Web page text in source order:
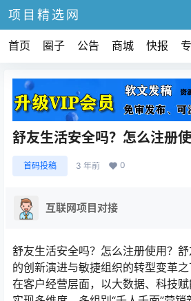
项目精选网
首页 圈子 公告 商城 快报
舒友生活安全吗？怎么注册使
首码投稿 3 年前 0
互联网项目对接
舒友生活安全吗？怎么注册使用？
的创新演进与敏捷组织的转型变革之
在客户经营层面，以大数据、科技赋